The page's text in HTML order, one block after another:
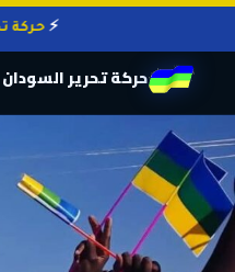
حركة تحرير السودان